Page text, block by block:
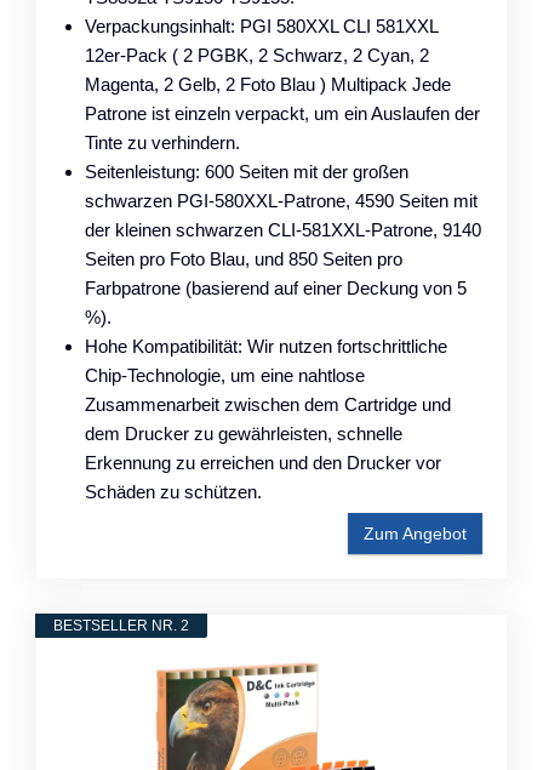
Verpackungsinhalt: PGI 580XXL CLI 581XXL
12er-Pack ( 2 PGBK, 2 Schwarz, 2 Cyan, 2
Magenta, 2 Gelb, 2 Foto Blau ) Multipack Jede
Patrone ist einzeln verpackt, um ein Auslaufen der
Tinte zu verhindern.
Seitenleistung: 600 Seiten mit der großen
schwarzen PGI-580XXL-Patrone, 4590 Seiten mit
der kleinen schwarzen CLI-581XXL-Patrone, 9140
Seiten pro Foto Blau, und 850 Seiten pro
Farbpatrone (basierend auf einer Deckung von 5
%).
Hohe Kompatibilität: Wir nutzen fortschrittliche
Chip-Technologie, um eine nahtlose
Zusammenarbeit zwischen dem Cartridge und
dem Drucker zu gewährleisten, schnelle
Erkennung zu erreichen und den Drucker vor
Schäden zu schützen.
Zum Angebot
BESTSELLER NR. 2